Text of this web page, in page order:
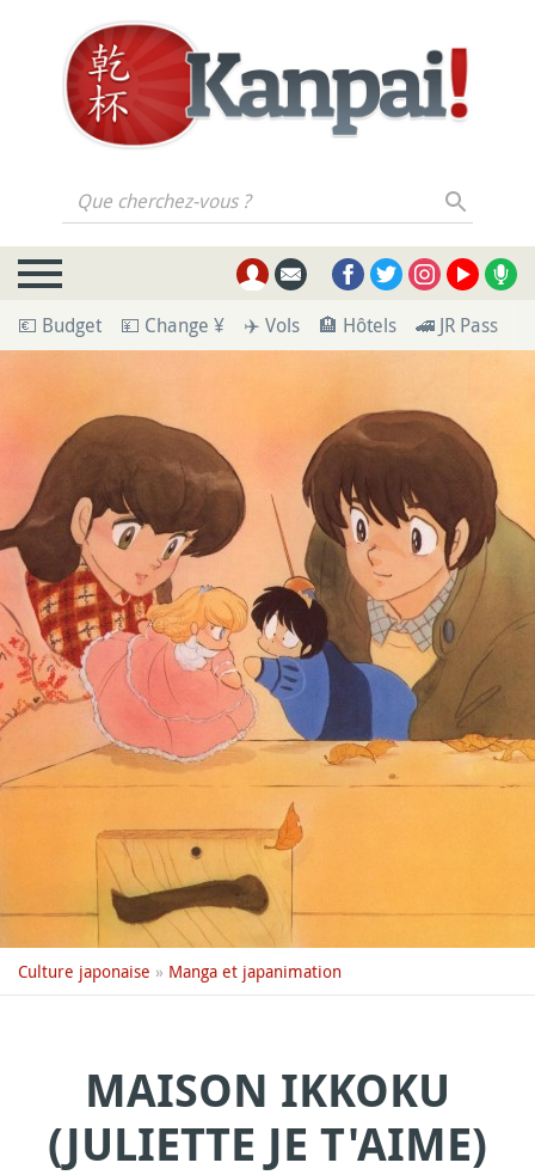
Que cherchez-vous ?
💶 Budget 💴 Change ¥ ✈️ Vols 🏨 Hôtels 🚄 JR Pass
Culture japonaise » Manga et japanimation
MAISON IKKOKU
(JULIETTE JE T'AIME)